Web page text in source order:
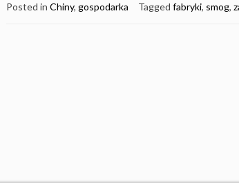
Posted in Chiny, gospodarka Tagged fabryki, smog,